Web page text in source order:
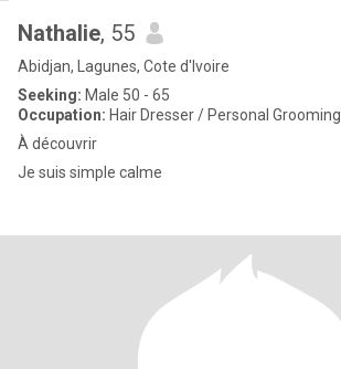
Nathalie, 55
Abidjan, Lagunes, Cote d'Ivoire
Seeking: Male 50 - 65
Occupation: Hair Dresser / Personal Grooming
À découvrir
Je suis simple calme